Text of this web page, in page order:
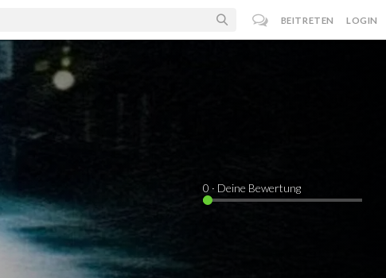
BEITRETEN LOGIN
0 · Deine Bewertung